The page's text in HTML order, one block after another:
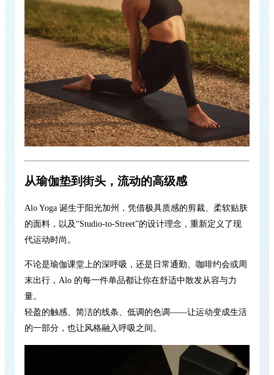
从瑜伽垫到街头，流动的高级感
Alo Yoga 诞生于阳光加州，凭借极具质感的剪裁、柔软贴肤
的面料，以及“Studio-to-Street”的设计理念，重新定义了现
代运动时尚。
不论是瑜伽课堂上的深呼吸，还是日常通勤、咖啡约会或周
末出行，Alo 的每一件单品都让你在舒适中散发从容与力
量。
轻盈的触感、简洁的线条、低调的色调——让运动变成生活
的一部分，也让风格融入呼吸之间。